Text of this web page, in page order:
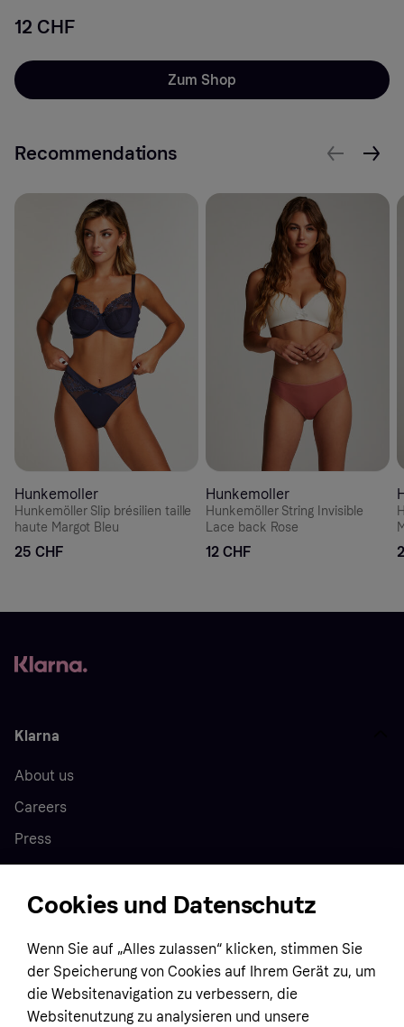
12 CHF
Zum Shop
Recommendations
Hunkemoller
Hunkemöller Slip brésilien taille
haute Margot Bleu
25 CHF
Hunkemoller
Hunkemöller String Invisible
Lace back Rose
12 CHF
Klarna
About us
Careers
Press
Home
Customer service
Terms & conditions
Privacy policy
Business
Sell with Klarna
Cookies und Datenschutz
Wenn Sie auf „Alles zulassen“ klicken, stimmen Sie
der Speicherung von Cookies auf Ihrem Gerät zu, um
die Websitenavigation zu verbessern, die
Websitenutzung zu analysieren und unsere